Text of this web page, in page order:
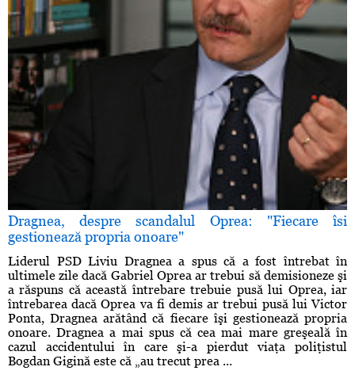
Dragnea, despre scandalul Oprea: "Fiecare îsi
gestionează propria onoare"
Liderul PSD Liviu Dragnea a spus că a fost întrebat în
ultimele zile dacă Gabriel Oprea ar trebui să demisioneze şi
a răspuns că această întrebare trebuie pusă lui Oprea, iar
întrebarea dacă Oprea va fi demis ar trebui pusă lui Victor
Ponta, Dragnea arătând că fiecare îşi gestionează propria
onoare. Dragnea a mai spus că cea mai mare greşeală în
cazul accidentului în care şi-a pierdut viaţa poliţistul
Bogdan Gigină este că „au trecut prea ...